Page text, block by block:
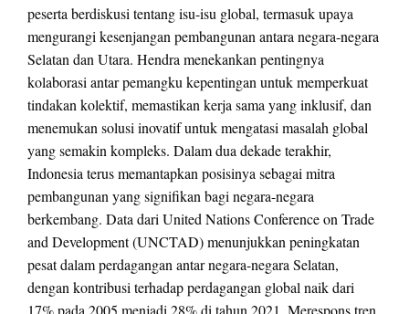
peserta berdiskusi tentang isu-isu global, termasuk upaya
mengurangi kesenjangan pembangunan antara negara-negara
Selatan dan Utara. Hendra menekankan pentingnya
kolaborasi antar pemangku kepentingan untuk memperkuat
tindakan kolektif, memastikan kerja sama yang inklusif, dan
menemukan solusi inovatif untuk mengatasi masalah global
yang semakin kompleks. Dalam dua dekade terakhir,
Indonesia terus memantapkan posisinya sebagai mitra
pembangunan yang signifikan bagi negara-negara
berkembang. Data dari United Nations Conference on Trade
and Development (UNCTAD) menunjukkan peningkatan
pesat dalam perdagangan antar negara-negara Selatan,
dengan kontribusi terhadap perdagangan global naik dari
17% pada 2005 menjadi 28% di tahun 2021. Merespons tren